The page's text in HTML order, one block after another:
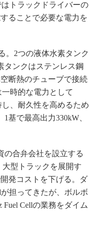
トラックドライバーの
ることで必要な電力を
。2つの液体水素タンク
タンクはステンレス鋼
断熱のチューブで接続
時的な電力として
、耐久性を高めるため
基で最高出力330kW、
の合弁会社を設立する
型トラックを展開す
発コストを下げる。ダ
担ってきたが、ボルボ
Cellの業務をダイム